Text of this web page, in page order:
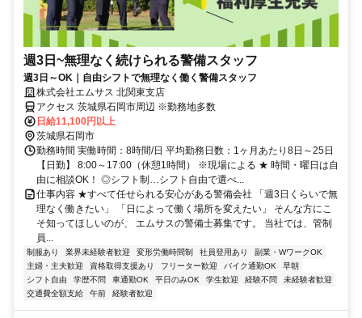
週3日~無理なく続けられる警備スタッフ
週3日～OK｜自由シフトで無理なく働く警備スタッフ
株式会社エムサス 北関東支店
アクセス 茨城県石岡市周辺 ※勤務地多数
日給11,100円以上
茨城県石岡市
勤務時間 実働時間：8時間/日 平均勤務日数：1ヶ月あたり8日～25日
【日勤】 8:00～17:00（休憩1時間） ※現場による ★ 時間・曜日は自
由に相談OK！ ◎シフト制…シフト自由で選べ...
仕事内容 ★すべて任せられる安心がある警備会社 「週3日くらいで無
理なく働きたい」 「日によって働く場所を変えたい」 そんな方にこ
そ知ってほしいのが、 エムサスの警備士募集です。 当社では、管制
員...
制服あり 業界未経験者歓迎 変形労働時間制 社員登用あり
副業・WワークOK
主婦・主夫歓迎
資格取得支援あり フリーター歓迎 バイク通勤OK
早朝
シフト自由
学歴不問 車通勤OK 平日のみOK 学生歓迎 経験不問
未経験者歓迎
交通費全額支給
午前 経験者歓迎